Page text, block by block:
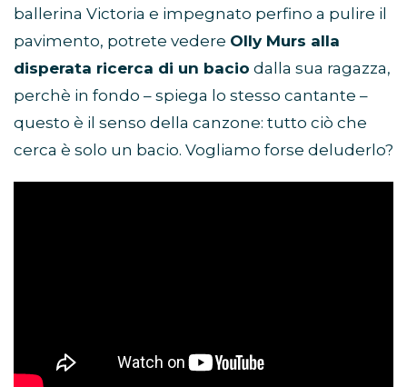
ballerina Victoria e impegnato perfino a pulire il
pavimento, potrete vedere Olly Murs alla
disperata ricerca di un bacio dalla sua ragazza,
perchè in fondo – spiega lo stesso cantante –
questo è il senso della canzone: tutto ciò che
cerca è solo un bacio. Vogliamo forse deluderlo?